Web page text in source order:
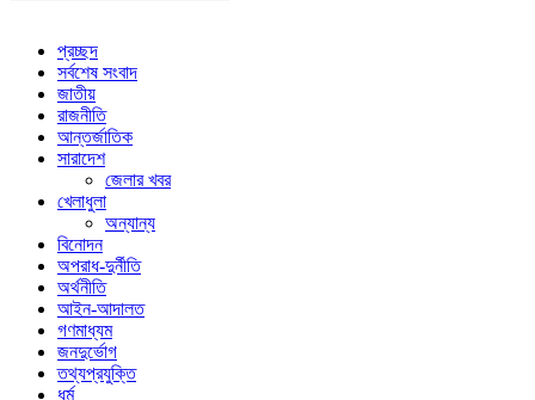
প্রচ্ছদ
সর্বশেষ সংবাদ
জাতীয়
রাজনীতি
আন্তর্জাতিক
সারাদেশ
জেলার খবর
খেলাধুলা
অন্যান্য
বিনোদন
অপরাধ-দুর্নীতি
অর্থনীতি
আইন-আদালত
গণমাধ্যম
জনদুর্ভোগ
তথ্যপ্রযুক্তি
ধর্ম